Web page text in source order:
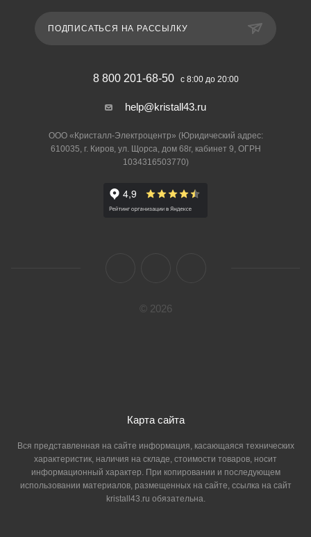
ПОДПИСАТЬСЯ НА РАССЫЛКУ
8 800 201-68-50 с 8:00 до 20:00
help@kristall43.ru
ООО «Кристалл-Электроцентр» (Юридический адрес:
610035, г. Киров, ул. Щорса, дом 68г, кабинет 9, ОГРН
1034316503770)
© 2026
Карта сайта
Вся представленная на сайте информация, касающаяся технических
характеристик, наличия на складе, стоимости товаров, носит
информационный характер. При копировании и последующем
использовании материалов, размещенных на сайте, ссылка на сайт
kristall43.ru обязательна.